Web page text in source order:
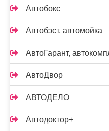
Автобокс
Автобэст, автомойка
АвтоГарант,
АвтоДвор
АВТОДЕЛО
Автодоктор+